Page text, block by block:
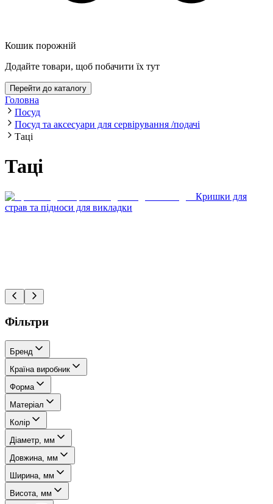
Кошик порожній
Додайте товари, щоб побачити їх тут
Перейти до каталогу
Головна
Посуд
Посуд та аксесуари для сервірування /подачі
Таці
Таці
Кришки для
страв та підноси для викладки
Фільтри
Бренд
Країна виробник
Форма
Матеріал
Колір
Діаметр, мм
Довжина, мм
Ширина, мм
Висота, мм